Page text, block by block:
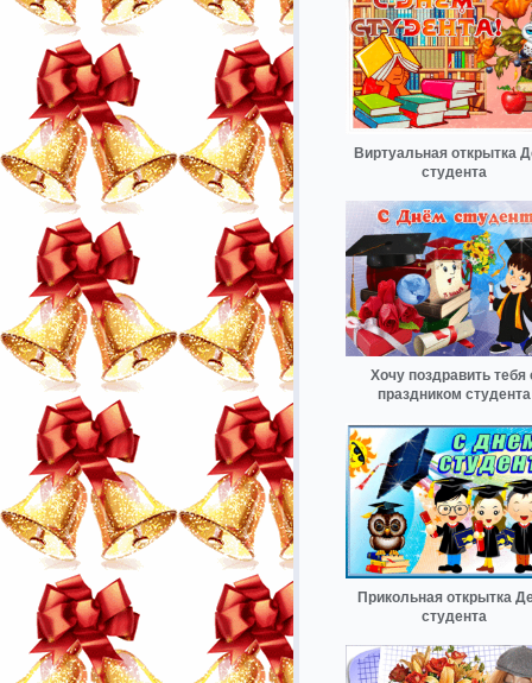
Виртуальная открытка
студента
Хочу поздравить тебя
праздником студента
Прикольная открытка
студента